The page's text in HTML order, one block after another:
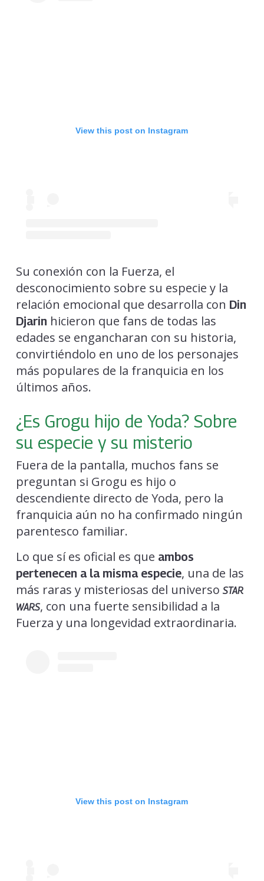
View this post on Instagram
Su conexión con la Fuerza, el
desconocimiento sobre su especie y la
relación emocional que desarrolla con Din
Djarin hicieron que fans de todas las
edades se engancharan con su historia,
convirtiéndolo en uno de los personajes
más populares de la franquicia en los
últimos años.
¿Es Grogu hijo de Yoda? Sobre
su especie y su misterio
Fuera de la pantalla, muchos fans se
preguntan si Grogu es hijo o
descendiente directo de Yoda, pero la
franquicia aún no ha confirmado ningún
parentesco familiar.
Lo que sí es oficial es que ambos
pertenecen a la misma especie, una de las
más raras y misteriosas del universo STAR
WARS, con una fuerte sensibilidad a la
Fuerza y una longevidad extraordinaria.
View this post on Instagram